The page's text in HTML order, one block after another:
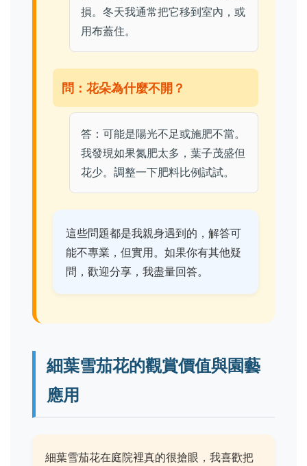
損。冬天我通常把它移到室內，或
用布蓋住。
問：花朵為什麼不開？
答：可能是陽光不足或施肥不當。
我發現如果氮肥太多，葉子茂盛但
花少。調整一下肥料比例試試。
這些問題都是我親身遇到的，解答可
能不專業，但實用。如果你有其他疑
問，歡迎分享，我盡量回答。
細葉雪茄花的觀賞價值與園藝
應用
細葉雪茄花在庭院裡真的很搶眼，我喜歡把